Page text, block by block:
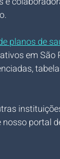
planos de
em
portal